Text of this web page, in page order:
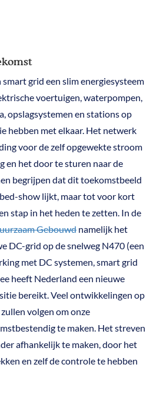
grid een slim energiesysteem
voertuigen, waterpompen,
opslagsystemen en stations op
hebben met elkaar. Het netwerk
voor de zelf opgewekte stroom
en het door te sturen naar de
begrijpen dat dit toekomstbeeld
show lijkt, maar tot voor kort
stap in het heden te zetten. In de
Gebouwd namelijk het
DC-grid op de snelweg N470 (een
met DC systemen, smart grid
heeft Nederland een nieuwe
bereikt. Veel ontwikkelingen op
volgen om onze
te maken. Het streven
afhankelijk te maken, door het
en zelf de controle te hebben